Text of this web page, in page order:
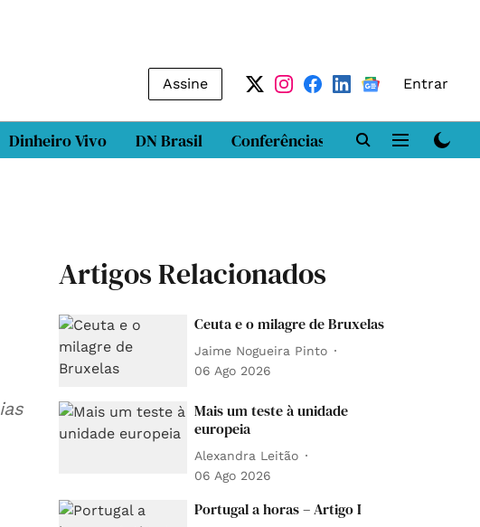
Assine Entrar
Dinheiro Vivo DN Brasil Conferências DN LAB
Artigos Relacionados
Ceuta e o milagre de Bruxelas
Jaime Nogueira Pinto
06 Ago 2026
Mais um teste à unidade
europeia
Alexandra Leitão
06 Ago 2026
Portugal a horas – Artigo I